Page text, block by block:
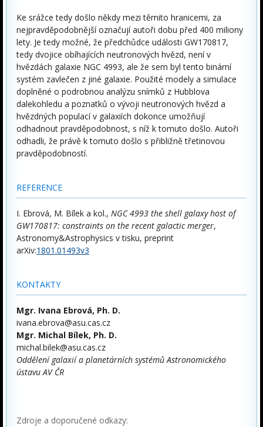
Ke srážce tedy došlo někdy mezi těmito hranicemi, za
nejpravděpodobnější označují autoři dobu před 400 miliony
lety. Je tedy možné, že předchůdce události GW170817,
tedy dvojice obíhajících neutronových hvězd, není v
hvězdách galaxie NGC 4993, ale že sem byl tento binární
systém zavlečen z jiné galaxie. Použité modely a simulace
doplněné o podrobnou analýzu snímků z Hubblova
dalekohledu a poznatků o vývoji neutronových hvězd a
hvězdných populací v galaxiích dokonce umožňují
odhadnout pravděpodobnost, s níž k tomuto došlo. Autoři
odhadli, že právě k tomuto došlo s přibližně třetinovou
pravděpodobností.
REFERENCE
I. Ebrová, M. Bílek a kol., NGC 4993 the shell galaxy host of
GW170817: constraints on the recent galactic merger,
Astronomy&Astrophysics v tisku, preprint
arXiv:1801.01493v3
KONTAKTY
Mgr. Ivana Ebrová, Ph. D.
ivana.ebrova@asu.cas.cz
Mgr. Michal Bílek, Ph. D.
michal.bilek@asu.cas.cz
Oddělení galaxií a planetárních systémů Astronomického
ústavu AV ČR
Zdroje a doporučené odkazy: